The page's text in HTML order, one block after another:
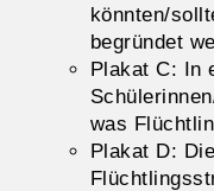
könnten/
begründet
Plakat C: In
was
Plakat D: